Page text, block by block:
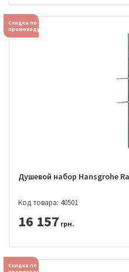
Скидка по
промокоду
Душевой набор Hansgrohe
Код товара: 40501
16 157 грн.
Скидка по